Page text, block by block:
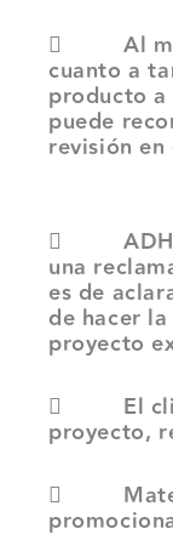
 Al
cuanto a
producto a
puede
revisión
 ADH
una
es de
de hacer
proyecto
 El
proyecto,
